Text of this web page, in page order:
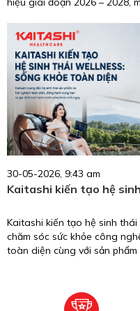
thương hiệu chăm sóc sức
30-05-2026, 9:43 am
Kaitashi kiến tạo hệ
Kaitashi kiến tạo hệ sinh
chăm sóc sức khỏe công
toàn diện cùng với sản